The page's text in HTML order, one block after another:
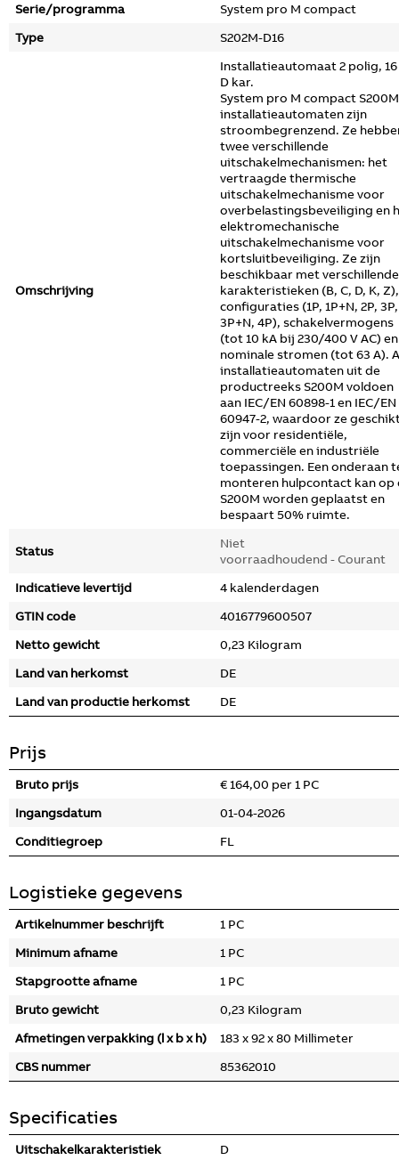
Serie/programma
System pro M compact
Type
S202M-D16
Omschrijving
Installatieautomaat 2 polig, 16
D kar.
System pro M compact S200M
installatieautomaten zijn
stroombegrenzend. Ze
twee verschillende
uitschakelmechanismen: het
vertraagde thermische
uitschakelmechanisme voor
overbelastingsbeveiliging en
elektromechanische
uitschakelmechanisme voor
kortsluitbeveiliging. Ze zijn
beschikbaar met verschillende
karakteristieken (B, C, D, K, Z),
configuraties (1P, 1P+N, 2P, 3P,
3P+N, 4P), schakelvermogens
(tot 10 kA bij 230/400 V AC) en
nominale stromen (tot 63 A).
installatieautomaten uit de
productreeks S200M voldoen
aan IEC/EN 60898-1 en IEC/EN
60947-2, waardoor ze
zijn voor residentiële,
commerciële en industriële
toepassingen. Een onderaan
monteren hulpcontact kan op
S200M worden geplaatst en
bespaart 50% ruimte.
Status
Niet
voorraadhoudend - Courant
Indicatieve levertijd
4 kalenderdagen
GTIN code
4016779600507
Netto gewicht
0,23 Kilogram
Land van herkomst
DE
Land van productie herkomst
DE
Prijs
Bruto prijs
€ 164,00 per 1 PC
Ingangsdatum
01-04-2026
Conditiegroep
FL
Logistieke gegevens
Artikelnummer beschrijft
1 PC
Minimum afname
1 PC
Stapgrootte afname
1 PC
Bruto gewicht
0,23 Kilogram
Afmetingen verpakking (l x b x h)
183 x 92 x 80 Millimeter
CBS nummer
85362010
Specificaties
Uitschakelkarakteristiek
D